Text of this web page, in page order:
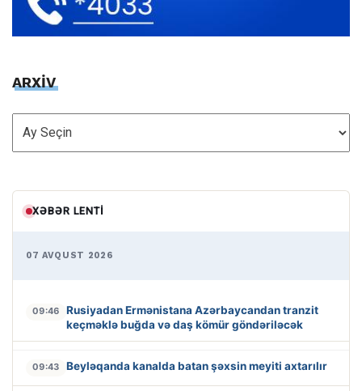
ARXİV
ARXİV
XƏBƏR LENTI
07 AVQUST 2026
09:46
Rusiyadan Ermənistana Azərbaycandan tranzit
keçməklə buğda və daş kömür göndəriləcək
09:43 Beyləqanda kanalda batan şəxsin meyiti axtarılır